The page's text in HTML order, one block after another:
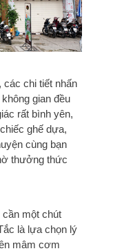
chi tiết nhấn
gian đều
rất bình yên,
ghế dựa,
cùng bạn
thưởng thức
cần một chút
là lựa chọn lý
mâm cơm